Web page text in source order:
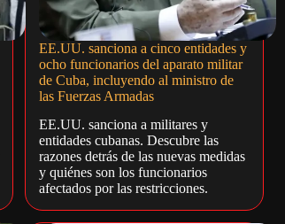
EE.UU. sanciona a cinco entidades y
ocho funcionarios del aparato militar
de Cuba, incluyendo al ministro de
las Fuerzas Armadas
EE.UU. sanciona a militares y
entidades cubanas. Descubre las
razones detrás de las nuevas medidas
y quiénes son los funcionarios
afectados por las restricciones.